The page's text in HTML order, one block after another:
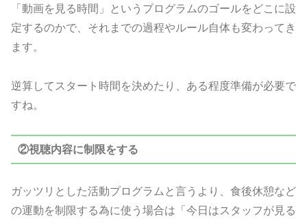
「動画を見る時間」というプログラムのゴールをどこに設
定するのかで、それまでの過程やルール自体も変わってき
ます。
逆算してスタート時間を決めたり、ある程度準備が必要で
すね。
②視聴内容に制限をする
ガッツリとした活動プログラムと言うより、食後休憩など
の運動を制限する為に使う場合は「今日はスタッフが見る